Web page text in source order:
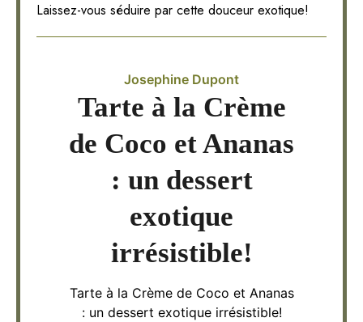
Laissez-vous séduire par cette douceur exotique!
Josephine Dupont
Tarte à la Crème
de Coco et Ananas
: un dessert
exotique
irrésistible!
Tarte à la Crème de Coco et Ananas
: un dessert exotique irrésistible!